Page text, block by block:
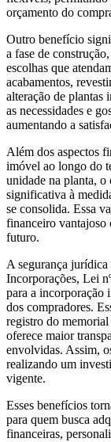
orçamento do
Outro benefício
a fase de
escolhas que
acabamentos,
alteração de plantas
as necessidades e
aumentando a
Além dos aspectos
imóvel ao longo do
unidade na planta, o
significativa à
se consolida. Essa
financeiro vantajoso
futuro.
A segurança
Incorporações, Lei
para a incorporação
dos compradores.
registro do
oferece maior
envolvidas. Assim,
realizando um
vigente.
Esses benefícios
para quem busca
financeiras,